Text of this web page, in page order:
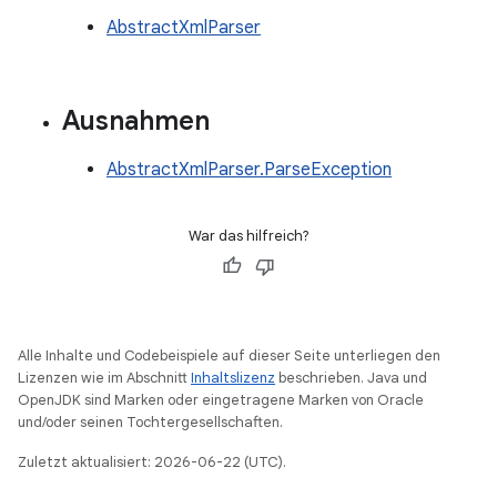
AbstractXmlParser
Ausnahmen
AbstractXmlParser.ParseException
War das hilfreich?
Alle Inhalte und Codebeispiele auf dieser Seite unterliegen den
Lizenzen wie im AbschnittInhaltslizenz beschrieben. Java und
OpenJDK sind Marken oder eingetragene Marken von Oracle
und/oder seinen Tochtergesellschaften.
Zuletzt aktualisiert: 2026-06-22 (UTC).